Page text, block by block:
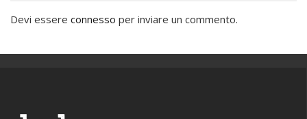
Devi essere connesso per inviare un commento.